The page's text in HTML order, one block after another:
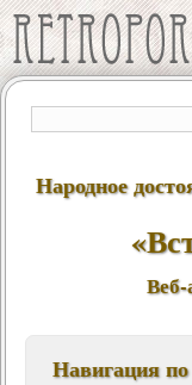
Народное
Веб-
Навигация